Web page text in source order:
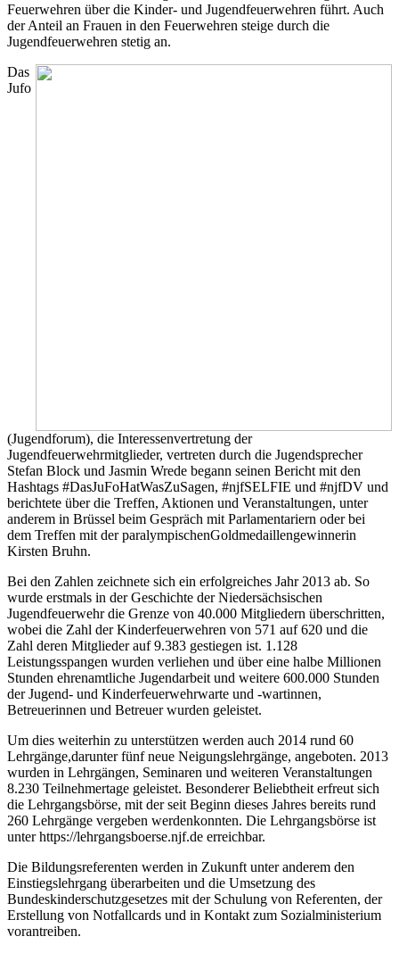
Feuerwehren über die Kinder- und Jugendfeuerwehren führt. Auch
der Anteil an Frauen in den Feuerwehren steige durch die
Jugendfeuerwehren stetig an.
Das
Jufo
(Jugendforum), die Interessenvertretung der
Jugendfeuerwehrmitglieder, vertreten durch die Jugendsprecher
Stefan Block und Jasmin Wrede begann seinen Bericht mit den
Hashtags #DasJuFoHatWasZuSagen, #njfSELFIE und #njfDV und
berichtete über die Treffen, Aktionen und Veranstaltungen, unter
anderem in Brüssel beim Gespräch mit Parlamentariern oder bei
dem Treffen mit der paralympischenGoldmedaillengewinnerin
Kirsten Bruhn.
Bei den Zahlen zeichnete sich ein erfolgreiches Jahr 2013 ab. So
wurde erstmals in der Geschichte der Niedersächsischen
Jugendfeuerwehr die Grenze von 40.000 Mitgliedern überschritten,
wobei die Zahl der Kinderfeuerwehren von 571 auf 620 und die
Zahl deren Mitglieder auf 9.383 gestiegen ist. 1.128
Leistungsspangen wurden verliehen und über eine halbe Millionen
Stunden ehrenamtliche Jugendarbeit und weitere 600.000 Stunden
der Jugend- und Kinderfeuerwehrwarte und -wartinnen,
Betreuerinnen und Betreuer wurden geleistet.
Um dies weiterhin zu unterstützen werden auch 2014 rund 60
Lehrgänge,darunter fünf neue Neigungslehrgänge, angeboten. 2013
wurden in Lehrgängen, Seminaren und weiteren Veranstaltungen
8.230 Teilnehmertage geleistet. Besonderer Beliebtheit erfreut sich
die Lehrgangsbörse, mit der seit Beginn dieses Jahres bereits rund
260 Lehrgänge vergeben werdenkonnten. Die Lehrgangsbörse ist
unter https://lehrgangsboerse.njf.de erreichbar.
Die Bildungsreferenten werden in Zukunft unter anderem den
Einstiegslehrgang überarbeiten und die Umsetzung des
Bundeskinderschutzgesetzes mit der Schulung von Referenten, der
Erstellung von Notfallcards und in Kontakt zum Sozialministerium
vorantreiben.